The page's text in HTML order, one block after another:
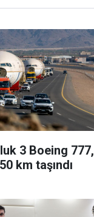
3 Boeing 777,
km taşındı